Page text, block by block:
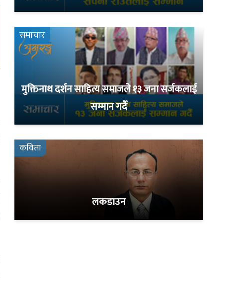
समाचार
मुक्तिनाथ दर्शन साहित्य समाजले १३ जना सर्जकलाई
सम्मान गर्दै
कविता
लकडाउन